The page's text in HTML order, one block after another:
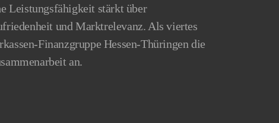
Leistungsfähigkeit stärkt über
und Marktrelevanz. Als viertes
Finanzgruppe Hessen-Thüringen die
an.